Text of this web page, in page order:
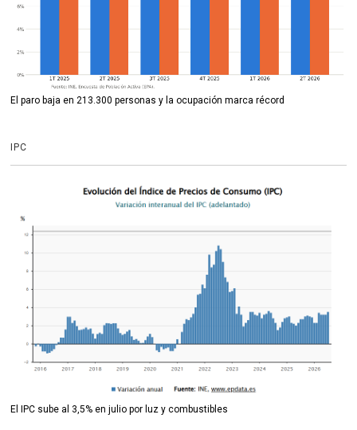
El paro baja en 213.300 personas y la ocupación marca récord
IPC
El IPC sube al 3,5% en julio por luz y combustibles